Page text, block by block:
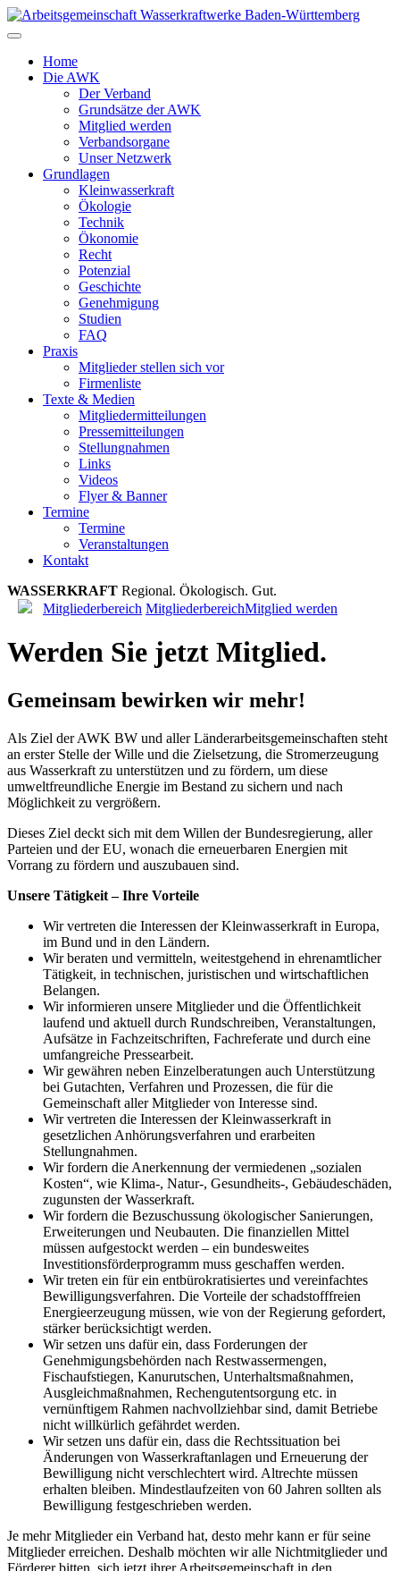
Zum
Inhalt
Home
Die AWK
Der Verband
Grundsätze der AWK
Mitglied werden
Verbandsorgane
Unser Netzwerk
Grundlagen
Kleinwasserkraft
Ökologie
Technik
Ökonomie
Recht
Potenzial
Geschichte
Genehmigung
Studien
FAQ
Praxis
Mitglieder stellen sich vor
Firmenliste
Texte & Medien
Mitgliedermitteilungen
Pressemitteilungen
Stellungnahmen
Links
Videos
Flyer & Banner
Termine
Termine
Veranstaltungen
Kontakt
WASSERKRAFT Regional. Ökologisch. Gut.
Mitgliederbereich MitgliederbereichMitglied werden
Werden Sie jetzt Mitglied.
Gemeinsam bewirken wir mehr!
Als Ziel der AWK BW und aller Länderarbeitsgemeinschaften steht
an erster Stelle der Wille und die Zielsetzung, die Stromerzeugung
aus Wasserkraft zu unterstützen und zu fördern, um diese
umweltfreundliche Energie im Bestand zu sichern und nach
Möglichkeit zu vergrößern.
Dieses Ziel deckt sich mit dem Willen der Bundesregierung, aller
Parteien und der EU, wonach die erneuerbaren Energien mit
Vorrang zu fördern und auszubauen sind.
Unsere Tätigkeit – Ihre Vorteile
Wir vertreten die Interessen der Kleinwasserkraft in Europa,
im Bund und in den Ländern.
Wir beraten und vermitteln, weitestgehend in ehrenamtlicher
Tätigkeit, in technischen, juristischen und wirtschaftlichen
Belangen.
Wir informieren unsere Mitglieder und die Öffentlichkeit
laufend und aktuell durch Rundschreiben, Veranstaltungen,
Aufsätze in Fachzeitschriften, Fachreferate und durch eine
umfangreiche Pressearbeit.
Wir gewähren neben Einzelberatungen auch Unterstützung
bei Gutachten, Verfahren und Prozessen, die für die
Gemeinschaft aller Mitglieder von Interesse sind.
Wir vertreten die Interessen der Kleinwasserkraft in
gesetzlichen Anhörungsverfahren und erarbeiten
Stellungnahmen.
Wir fordern die Anerkennung der vermiedenen „sozialen
Kosten“, wie Klima-, Natur-, Gesundheits-, Gebäudeschäden,
zugunsten der Wasserkraft.
Wir fordern die Bezuschussung ökologischer Sanierungen,
Erweiterungen und Neubauten. Die finanziellen Mittel
müssen aufgestockt werden – ein bundesweites
Investitionsförderprogramm muss geschaffen werden.
Wir treten ein für ein entbürokratisiertes und vereinfachtes
Bewilligungsverfahren. Die Vorteile der schadstofffreien
Energieerzeugung müssen, wie von der Regierung gefordert,
stärker berücksichtigt werden.
Wir setzen uns dafür ein, dass Forderungen der
Genehmigungsbehörden nach Restwassermengen,
Fischaufstiegen, Kanurutschen, Unterhaltsmaßnahmen,
Ausgleichmaßnahmen, Rechengutentsorgung etc. in
vernünftigem Rahmen nachvollziehbar sind, damit Betriebe
nicht willkürlich gefährdet werden.
Wir setzen uns dafür ein, dass die Rechtssituation bei
Änderungen von Wasserkraftanlagen und Erneuerung der
Bewilligung nicht verschlechtert wird. Altrechte müssen
erhalten bleiben. Mindestlaufzeiten von 60 Jahren sollten als
Bewilligung festgeschrieben werden.
Je mehr Mitglieder ein Verband hat, desto mehr kann er für seine
Mitglieder erreichen. Deshalb möchten wir alle Nichtmitglieder und
Förderer bitten, sich jetzt ihrer Arbeitsgemeinschaft in den